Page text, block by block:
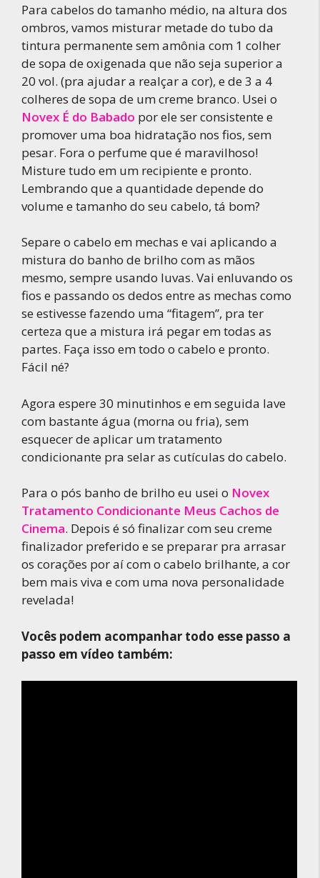
Para cabelos do tamanho médio, na altura dos
ombros, vamos misturar metade do tubo da
tintura permanente sem amônia com 1 colher
de sopa de oxigenada que não seja superior a
20 vol. (pra ajudar a realçar a cor), e de 3 a 4
colheres de sopa de um creme branco. Usei o
Novex É do Babado por ele ser consistente e
promover uma boa hidratação nos fios, sem
pesar. Fora o perfume que é maravilhoso!
Misture tudo em um recipiente e pronto.
Lembrando que a quantidade depende do
volume e tamanho do seu cabelo, tá bom?
Separe o cabelo em mechas e vai aplicando a
mistura do banho de brilho com as mãos
mesmo, sempre usando luvas. Vai enluvando os
fios e passando os dedos entre as mechas como
se estivesse fazendo uma “fitagem”, pra ter
certeza que a mistura irá pegar em todas as
partes. Faça isso em todo o cabelo e pronto.
Fácil né?
Agora espere 30 minutinhos e em seguida lave
com bastante água (morna ou fria), sem
esquecer de aplicar um tratamento
condicionante pra selar as cutículas do cabelo.
Para o pós banho de brilho eu usei o Novex
Tratamento Condicionante Meus Cachos de
Cinema. Depois é só finalizar com seu creme
finalizador preferido e se preparar pra arrasar
os corações por aí com o cabelo brilhante, a cor
bem mais viva e com uma nova personalidade
revelada!
Vocês podem acompanhar todo esse passo a
passo em vídeo também: